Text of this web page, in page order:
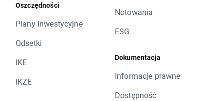
Oszczędności
Plany Inwestycyjne
Odsetki
IKE
IKZE
Notowania
ESG
Dokumentacja
Informacje prawne
Dostępność